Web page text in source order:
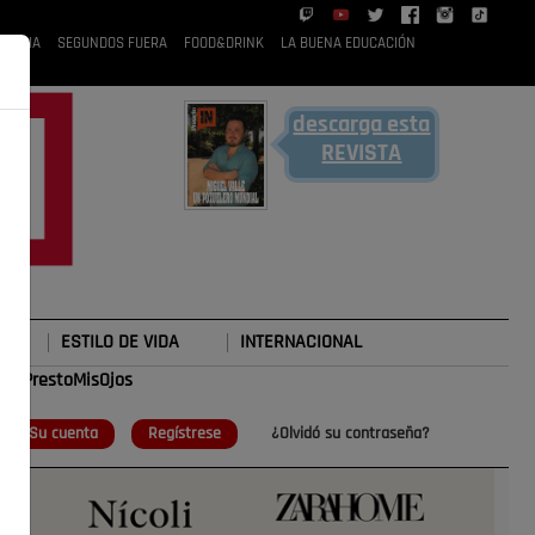
RUBIA SEGUNDOS FUERA FOOD&DRINK LA BUENA EDUCACIÓN
descarga esta
REVISTA
ESTILO DE VIDA INTERNACIONAL
Su cuenta Regístrese ¿Olvidó su contraseña?